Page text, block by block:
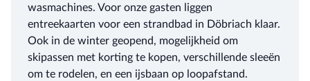
wasmachines. Voor onze gasten liggen
entreekaarten voor een strandbad in Döbriach klaar.
Ook in de winter geopend, mogelijkheid om
skipassen met korting te kopen, verschillende sleeën
om te rodelen, en een ijsbaan op loopafstand.